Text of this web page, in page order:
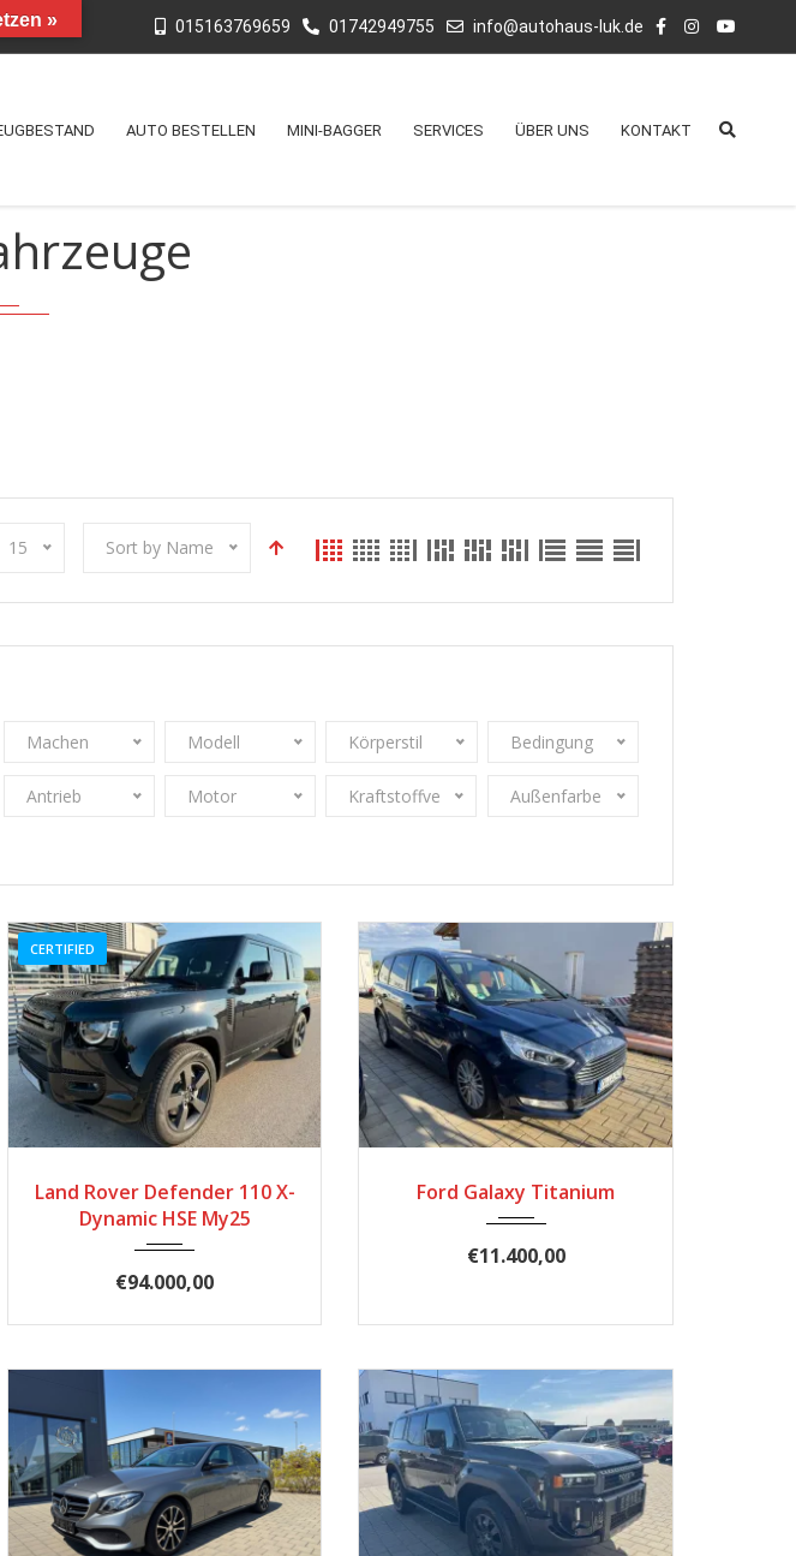
015163769659 01742949755 info@autohaus-luk.de
AUTO BESTELLEN MINI-BAGGER SERVICES ÜBER UNS KONTAKT
15 Sort by Name
Machen Modell Körperstil Bedingung
Antrieb Motor Kraftstoffverbrauch Außenfarbe
CERTIFIED
Land Rover Defender 110 X-
Dynamic HSE My25
€94.000,00
185900
Ford Galaxy Titanium
€11.400,00
»